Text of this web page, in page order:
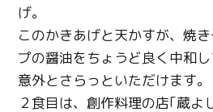
げ。
このかきあげと天かすが、焼
プの醤油をちょうど良く中和し
意外とさらっといただけます。
２食目は、創作料理の店｢蔵よ